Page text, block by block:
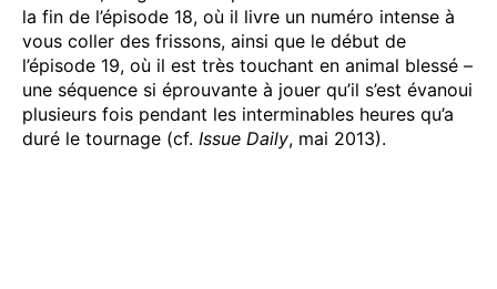
la fin de l’épisode 18, où il livre un numéro intense à
vous coller des frissons, ainsi que le début de
l’épisode 19, où il est très touchant en animal blessé –
une séquence si éprouvante à jouer qu’il s’est évanoui
plusieurs fois pendant les interminables heures qu’a
duré le tournage (cf. Issue Daily, mai 2013).